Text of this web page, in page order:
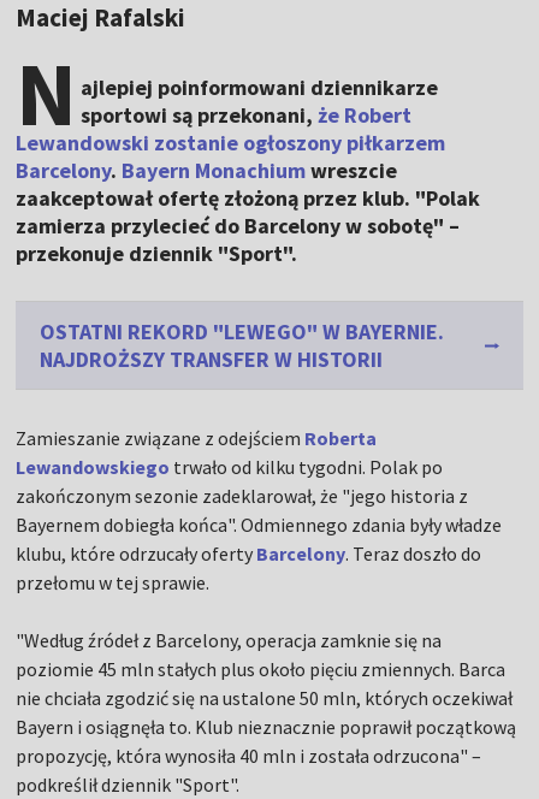
Maciej Rafalski
N ajlepiej poinformowani dziennikarze
sportowi są przekonani,że Robert
Lewandowski zostanie ogłoszony piłkarzem
Barcelony. Bayern Monachiumwreszcie
zaakceptował ofertę złożoną przez klub. "Polak
zamierza przylecieć do Barcelony w sobotę" –
przekonuje dziennik "Sport".
OSTATNI REKORD "LEWEGO" W BAYERNIE.
NAJDROŻSZY TRANSFER W HISTORII
Zamieszanie związane z odejściem Roberta
Lewandowskiego trwało od kilku tygodni. Polak po
zakończonym sezonie zadeklarował, że "jego historia z
Bayernem dobiegła końca". Odmiennego zdania były władze
klubu, które odrzucały oferty Barcelony. Teraz doszło do
przełomu w tej sprawie.
"Według źródeł z Barcelony, operacja zamknie się na
poziomie 45 mln stałych plus około pięciu zmiennych. Barca
nie chciała zgodzić się na ustalone 50 mln, których oczekiwał
Bayern i osiągnęła to. Klub nieznacznie poprawił początkową
propozycję, która wynosiła 40 mln i została odrzucona" –
podkreślił dziennik "Sport".